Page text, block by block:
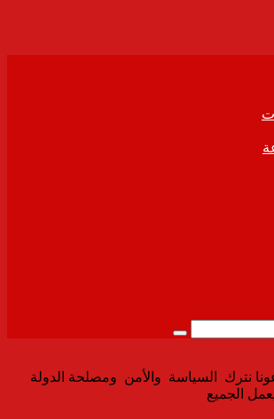
بحث
نترك السياسة والأمن ومصلحة الدولة
الجميع